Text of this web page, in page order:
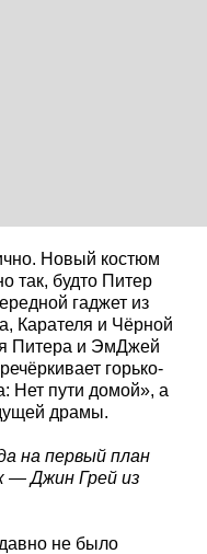
Новый костюм
так, будто Питер
гаджет из
Карателя и Чёрной
Питера и ЭмДжей
горько-
Нет пути домой», а
драмы.
на первый план
— Джин Грей из
не было